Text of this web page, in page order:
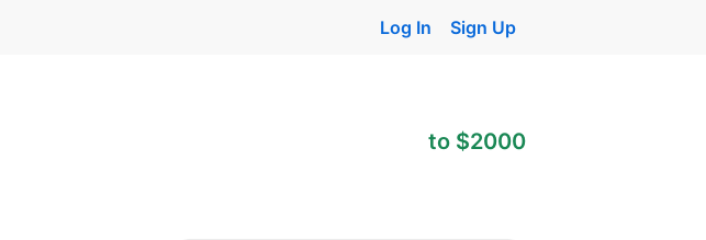
Log In Sign Up
to $2000